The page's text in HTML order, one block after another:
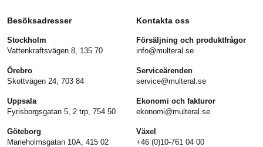
Besöksadresser
Stockholm
Vattenkraftsvägen 8, 135 70
Örebro
Skottvägen 24, 703 84
Uppsala
Fyrisborgsgatan 5, 2 trp, 754 50
Göteborg
Marieholmsgatan 10A, 415 02
Kontakta oss
Försäljning och produktfrågor
info@multeral.se
Serviceärenden
service@multeral.se
Ekonomi och fakturor
ekonomi@multeral.se
Växel
+46 (0)10-761 04 00